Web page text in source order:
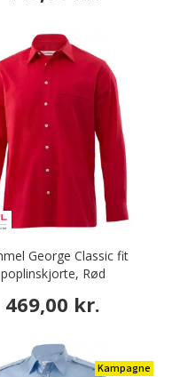
George Classic fit
poplinskjorte, Rød
469,00 kr.
Kampagne